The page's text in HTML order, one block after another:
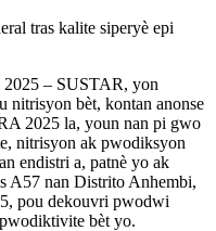
tras kalite siperyè epi
2025 – SUSTAR, yon
nitrisyon bèt, kontan anonse
2025 la, youn nan pi gwo
nitrisyon ak pwodiksyon
endistri a, patnè yo ak
A57 nan Distrito Anhembi,
pou dekouvri pwodwi
bèt yo.